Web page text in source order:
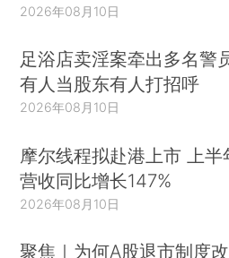
2026年08月10日
足浴店卖淫案牵出多名警
有人当股东有人打招呼
2026年08月10日
摩尔线程拟赴港上市 上半
营收同比增长147%
2026年08月10日
聚焦｜为何A股退市制度